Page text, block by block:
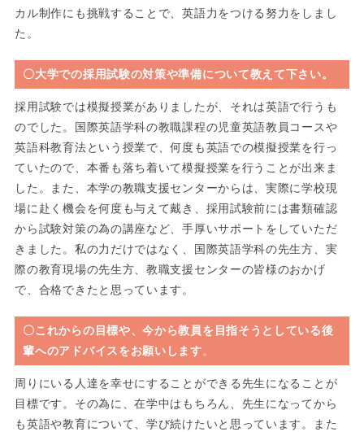
カル制作にも挑戦することで、英語力をつける努力をしまし
た。
〇大学での採用試験の対策や準備について教えて下さい。
採用試験では模擬授業がありましたが、それは英語で行うも
のでした。国際英語学科の教職課程の児童英語教員コースや
英語科教育法という授業で、何度も英語での模擬授業を行っ
ていたので、本番も落ち着いて模擬授業を行うことが出来ま
した。また、本学の教職支援センターからは、実際に学校現
場に赴く機会を何度も与えて戴き、採用試験前には書類確認
から試験対策の為の講座など、手厚いサポートをしていただ
きました。私の力だけではなく、国際英語学科の先生方、実
際の教育現場の先生方、教職支援センターの皆様のおかげ
で、合格できたと思っています。
〇これからの目標や、今から教員を目指そうとしている後
輩へのアドバイスをお願いします。
周りにいる人達を幸せにすることができる先生になることが
目標です。その為に、在学中はもちろん、先生になってから
も英語や教育について、学び続けたいと思っています。また